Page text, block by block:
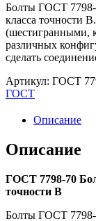
Болты ГОСТ 7798-
класса точности
(шестигранными,
различных
сделать
Артикул: ГОСТ
ГОСТ
Описание
Описание
ГОСТ 7798-70
точности В
Болты ГОСТ 7798-